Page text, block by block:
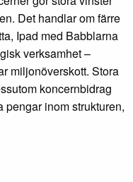
Det handlar om färre
Ipad med Babblarna
verksamhet –
miljonöverskott. Stora
koncernbidrag
pengar inom strukturen,